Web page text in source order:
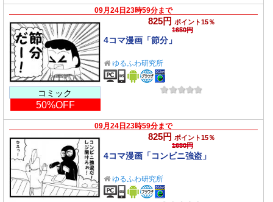
09月24日23時59分まで
コミック
50%OFF
825円 ポイント15％
1650円
4コマ漫画「節分」
ゆるふわ研究所
09月24日23時59分まで
825円 ポイント15％
1650円
4コマ漫画「コンビニ強盗」
ゆるふわ研究所